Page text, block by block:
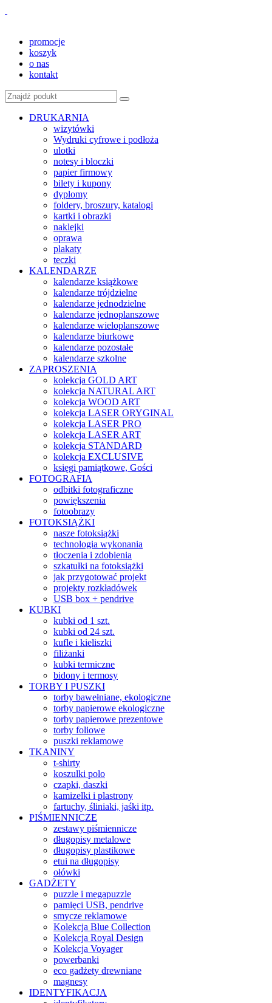
promocje
koszyk
o nas
kontakt
DRUKARNIA
wizytówki
Wydruki cyfrowe i podłoża
ulotki
notesy i bloczki
papier firmowy
bilety i kupony
dyplomy
foldery, broszury, katalogi
kartki i obrazki
naklejki
oprawa
plakaty
teczki
KALENDARZE
kalendarze książkowe
kalendarze trójdzielne
kalendarze jednodzielne
kalendarze jednoplanszowe
kalendarze wieloplanszowe
kalendarze biurkowe
kalendarze pozostałe
kalendarze szkolne
ZAPROSZENIA
kolekcja GOLD ART
kolekcja NATURAL ART
kolekcja WOOD ART
kolekcja LASER ORYGINAL
kolekcja LASER PRO
kolekcja LASER ART
kolekcja STANDARD
kolekcja EXCLUSIVE
księgi pamiątkowe, Gości
FOTOGRAFIA
odbitki fotograficzne
powiększenia
fotoobrazy
FOTOKSIĄŻKI
nasze fotoksiążki
technologia wykonania
tłoczenia i zdobienia
szkatułki na fotoksiążki
jak przygotować projekt
projekty rozkładówek
USB box + pendrive
KUBKI
kubki od 1 szt.
kubki od 24 szt.
kufle i kieliszki
filiżanki
kubki termiczne
bidony i termosy
TORBY I PUSZKI
torby bawełniane, ekologiczne
torby papierowe ekologiczne
torby papierowe prezentowe
torby foliowe
puszki reklamowe
TKANINY
t-shirty
koszulki polo
czapki, daszki
kamizelki i plastrony
fartuchy, śliniaki, jaśki itp.
PIŚMIENNICZE
zestawy piśmiennicze
długopisy metalowe
długopisy plastikowe
etui na długopisy
ołówki
GADŻETY
puzzle i megapuzzle
pamięci USB, pendrive
smycze reklamowe
Kolekcja Blue Collection
Kolekcja Royal Design
Kolekcja Voyager
powerbanki
eco gadżety drewniane
magnesy
IDENTYFIKACJA